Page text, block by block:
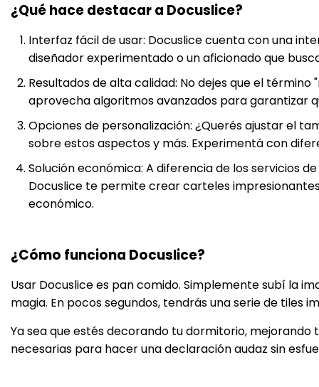
¿Qué hace destacar a Docuslice?
Interfaz fácil de usar: Docuslice cuenta con una
diseñador experimentado o un aficionado que
Resultados de alta calidad: No dejes que el
aprovecha algoritmos avanzados para garantizar
Opciones de personalización: ¿Querés ajustar el
sobre estos aspectos y más. Experimentá con
Solución económica: A diferencia de los servicios
Docuslice te permite crear carteles
económico.
¿Cómo funciona Docuslice?
Usar Docuslice es pan comido. Simplemente subí la
magia. En pocos segundos, tendrás una serie de
Ya sea que estés decorando tu dormitorio,
necesarias para hacer una declaración audaz sin